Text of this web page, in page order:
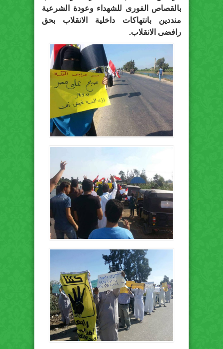
بالقصاص الفورى للشهداء وعودة الشرعية
منددين بانتهاكات داخلية الانقلاب بحق
رافضى الانقلاب.